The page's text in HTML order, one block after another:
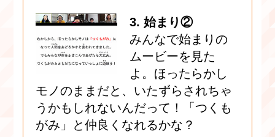
3. 始まり②
みんなで始まりの
ムービーを見た
よ。ほったらかし
モノのままだと、いたずらされちゃ
うかもしれないんだって！「つくも
がみ」と仲良くなれるかな？